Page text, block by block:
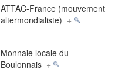
ATTAC-France (mouvement
altermondialiste) +
Monnaie locale du
Boulonnais +